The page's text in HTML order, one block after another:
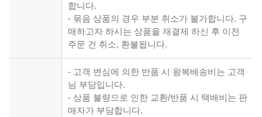
합니다.
- 묶음 상품의 경우 부분 취소가 불가합니다. 구
매하고자 하시는 상품을 재결제 하신 후 이전
주문 건 취소, 환불됩니다.
- 고객 변심에 의한 반품 시 왕복배송비는 고객
님 부담입니다.
- 상품 불량으로 인한 교환/반품 시 택배비는 판
매자가 부담합니다.